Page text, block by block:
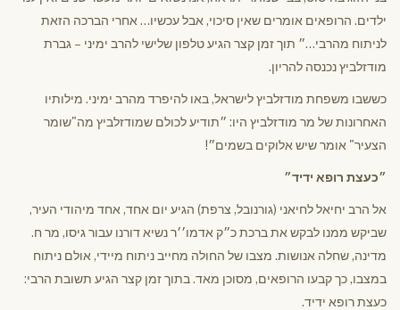
ילדים. הרופאים אומרים שאין סיכוי, אבל עכשיו… אחרי הברכה הזאת
לניתוח מהרבי…״ תוך זמן קצר הגיע טלפון שלישי להרב ימיני – גברת
מודזלביץ נכנסה להריון.
כששבו משפחת מודזלביץ לישראל, באו להיפרד מהרב ימיני. מילותיו
האחרונות של מר מודזלביץ היו: ״תודיע לכולם שמודזלביץ מה"שומר
הצעיר" אומר שיש אלוקים בשמים״!
״כעצת רופא ידיד״
אל הרב יחיאל לחיאני (גורנובל, צרפת) הגיע יום אחד, אחד מיהודי העיר,
שביקש ממנו לבקש את ברכת כ״ק אדמו׳׳ר נשיא דורנו עבור גיסו, מר ח.
מדינה, שחלה אנושות. מצבו של החולה מחייב ניתוח מיידי, אולם ניתוח
במצבו, כך קבעו הרופאים, מסוכן מאד. בתוך זמן קצר הגיע תשובת הרבי:
כעצת רופא ידיד.